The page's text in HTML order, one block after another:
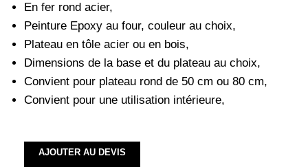
En fer rond acier,
Peinture Epoxy au four, couleur au choix,
Plateau en tôle acier ou en bois,
Dimensions de la base et du plateau au choix,
Convient pour plateau rond de 50 cm ou 80 cm,
Convient pour une utilisation intérieure,
AJOUTER AU DEVIS